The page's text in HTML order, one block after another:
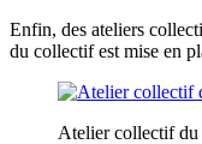
Enfin, des ateliers
du collectif est mise en
Atelier collectif